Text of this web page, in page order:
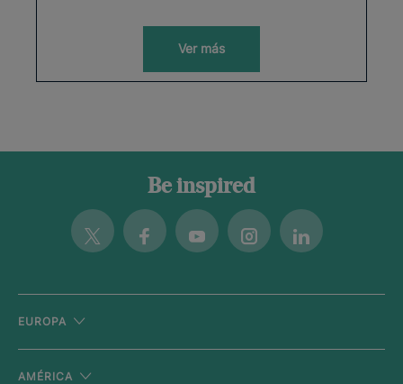
Ver más
Be inspired
Twitter FacebookYoutubeInstagramLinkedin
EUROPA
AMÉRICA